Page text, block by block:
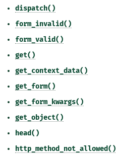
dispatch()
form_invalid()
form_valid()
get()
get_context_data()
get_form()
get_form_kwargs()
get_object()
head()
http_method_not_allowed()